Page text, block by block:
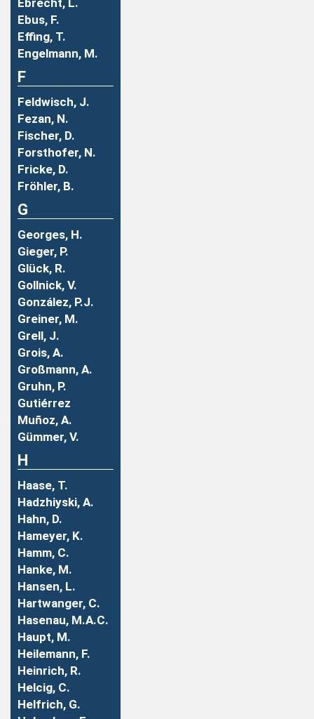
Ebrecht, L.
Ebus, F.
Effing, T.
Engelmann, M.
F
Feldwisch, J.
Fezan, N.
Fischer, D.
Forsthofer, N.
Fricke, D.
Fröhler, B.
G
Georges, H.
Gieger, P.
Glück, R.
Gollnick, V.
González, P.J.
Greiner, M.
Grell, J.
Grois, A.
Großmann, A.
Gruhn, P.
Gutiérrez
Muñoz, A.
Gümmer, V.
H
Haase, T.
Hadzhiyski, A.
Hahn, D.
Hameyer, K.
Hamm, C.
Hanke, M.
Hansen, L.
Hartwanger, C.
Hasenau, M.A.C.
Haupt, M.
Heilemann, F.
Heinrich, R.
Helcig, C.
Helfrich, G.